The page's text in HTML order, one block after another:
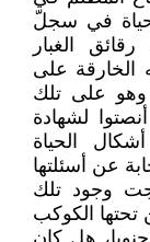
في سجلّ
الغبار
الخارقة على
وهو على تلك
لشهادة
الحياة
عن أسئلتها
وجود تلك
تحتها الكوكب